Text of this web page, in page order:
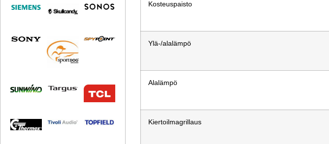
Kosteuspaisto
Ylä-/alalämpö
Alalämpö
Kiertoilmagrillaus